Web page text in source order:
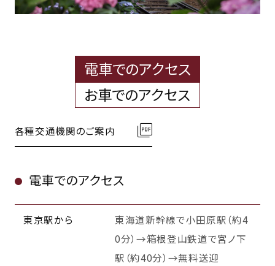
電車でのアクセス
お車でのアクセス
各種交通機関のご案内
電車でのアクセス
東京駅から
東海道新幹線で小田原駅（約4
0分）→箱根登山鉄道で宮ノ下
駅（約40分）→無料送迎